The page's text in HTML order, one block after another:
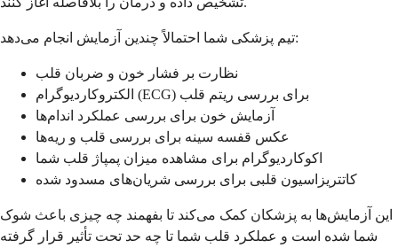
تیم پزشکی شما احتمالاً چندین آزمایش انجام می‌دهد:
نظارت بر فشار خون و ضربان قلب
الکتروکاردیوگرام (ECG) برای بررسی ریتم قلب
آزمایش خون برای بررسی عملکرد اندام‌ها
عکس قفسه سینه برای بررسی قلب و ریه‌ها
اکوکاردیوگرام برای مشاهده میزان پمپاژ قلب شما
کاتتریزاسیون قلبی برای بررسی شریان‌های مسدود شده
این آزمایش‌ها به پزشکان کمک می‌کند تا بفهمند چه چیزی باعث شوک
شما شده است و عملکرد قلب شما تا چه حد تحت تأثیر قرار گرفته